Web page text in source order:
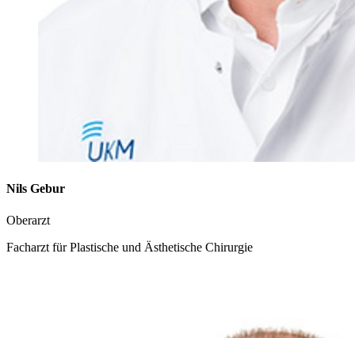
Nils Gebur
Oberarzt
Facharzt für Plastische und Ästhetische Chirurgie